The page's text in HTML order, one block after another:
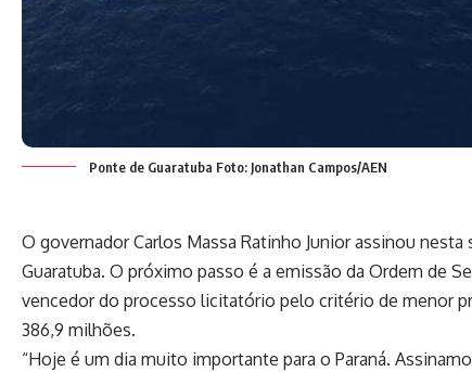
Ponte de Guaratuba Foto: Jonathan Campos/AEN
O governador Carlos Massa Ratinho Junior assinou
Guaratuba. O próximo passo é a emissão da Ordem de
vencedor do processo licitatório pelo critério de menor
386,9 milhões.
“Hoje é um dia muito importante para o Paraná.